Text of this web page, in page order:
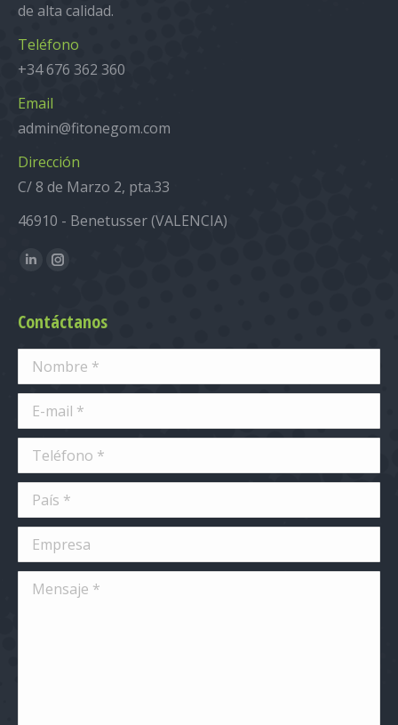
de alta calidad.
Teléfono
+34 676 362 360
Email
admin@fitonegom.com
Dirección
C/ 8 de Marzo 2, pta.33
46910 - Benetusser (VALENCIA)
Encuéntranos en:
LinkedinInstagram
Contáctanos
Nombre *
E-mail *
Teléfono *
País *
Empresa
Mensaje *